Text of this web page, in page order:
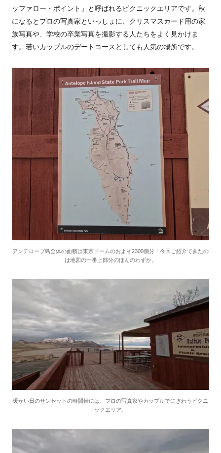
ッファロー・ポイント」と呼ばれるピクニックエリアです。秋
になるとプロの写真家といっしょに、クリスマスカード用の家
族写真や、学校の卒業写真を撮影する人たちをよく見かけま
す。若いカップルのデートコースとしても人気の場所です。
アンテロープ島全体の面積は東京ドームのおよそ2300個分！今回ご紹介できたの
は地図の一番上部分のほんのわずか。
暖かい日のサンセットの時間帯には、プロの写真家やカップルでにぎわうピクニ
ックエリア。